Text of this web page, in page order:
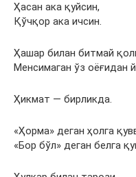
Ҳасан ака қуйсин,
Қўчқор ака ичсин.
Ҳашар билан битмай
Менсимаган ўз оёғидан
Ҳикмат — бирликда.
«Ҳорма» деган ҳолга
«Бор бўл» деган белга